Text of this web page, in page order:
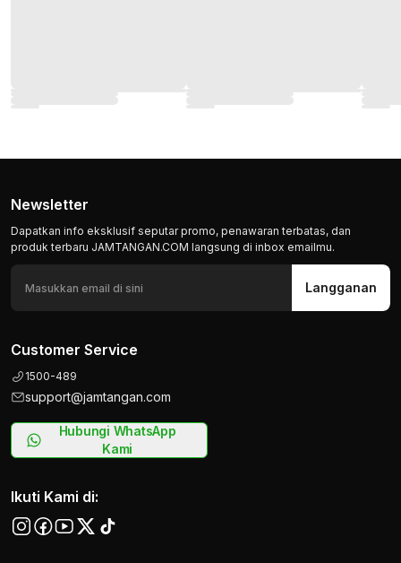
Newsletter
Dapatkan info eksklusif seputar promo, penawaran terbatas, dan
produk terbaru JAMTANGAN.COM langsung di inbox emailmu.
Langganan
Customer Service
1500-489
support@jamtangan.com
Hubungi WhatsApp
Kami
Ikuti Kami di: